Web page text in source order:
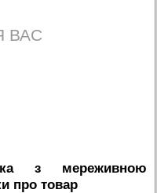
ВАС
з мереживною
про товар